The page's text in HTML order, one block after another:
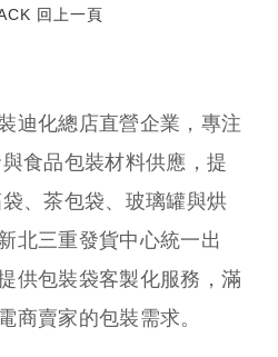
回上一頁
迪化總店直營企業，專注
食品包裝材料供應，提
、茶包袋、玻璃罐與烘
北三重發貨中心統一出
供包裝袋客製化服務，滿
商賣家的包裝需求。